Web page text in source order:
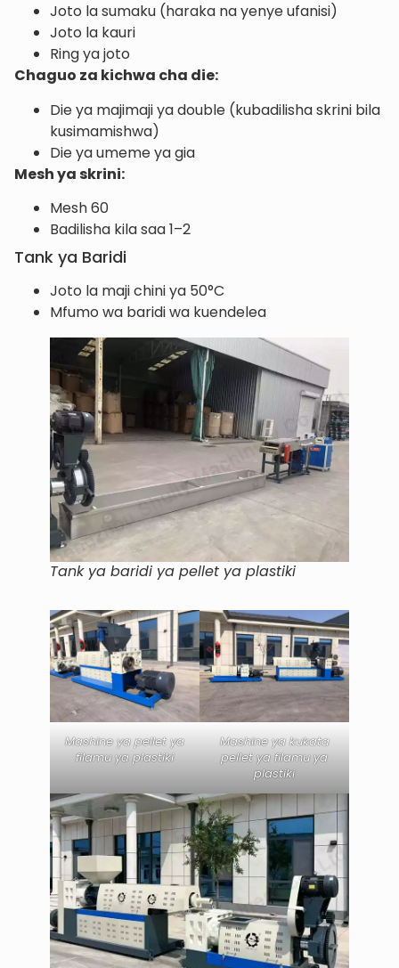
Joto la sumaku (haraka na yenye ufanisi)
Joto la kauri
Ring ya joto
Chaguo za kichwa cha die:
Die ya majimaji ya double (kubadilisha skrini bila
kusimamishwa)
Die ya umeme ya gia
Mesh ya skrini:
Mesh 60
Badilisha kila saa 1–2
Tank ya Baridi
Joto la maji chini ya 50°C
Mfumo wa baridi wa kuendelea
Tank ya baridi ya pellet ya plastiki
Mashine ya pellet ya
filamu ya plastiki
Mashine ya kukata
pellet ya filamu ya
plastiki